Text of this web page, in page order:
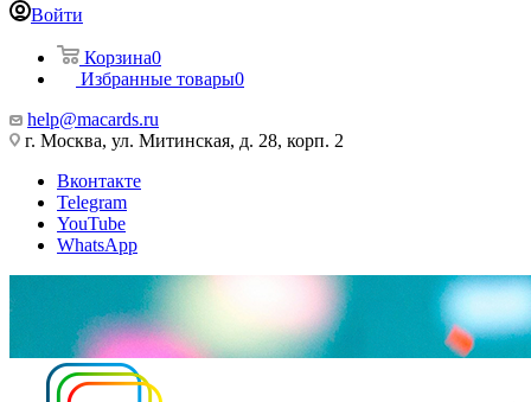
Войти
Корзина0
Избранные товары0
help@macards.ru
г. Москва, ул. Митинская, д. 28, корп. 2
Вконтакте
Telegram
YouTube
WhatsApp